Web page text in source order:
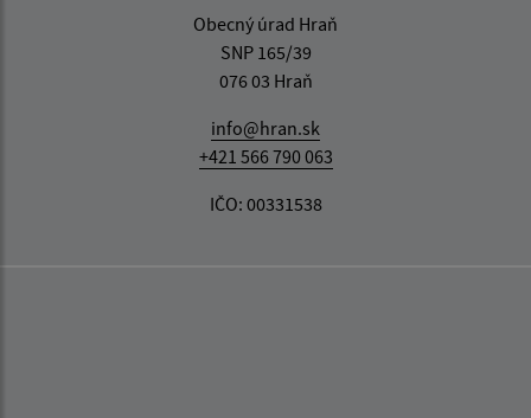
Obecný úrad Hraň
SNP 165/39
076 03 Hraň
info@hran.sk
+421 566 790 063
IČO: 00331538